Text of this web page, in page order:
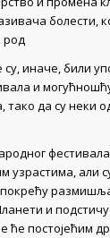
болести,
род
иначе, били
и
тако да су неки
узрастима, али
покрећу
и
ће постојећим